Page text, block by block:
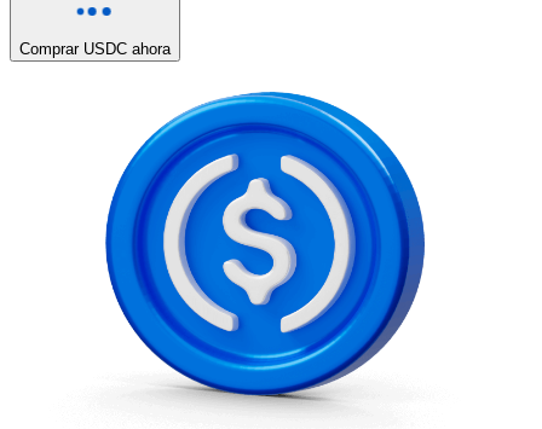
Comprar USDC ahora